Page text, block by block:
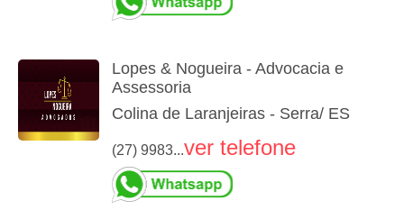
Lopes & Nogueira - Advocacia e
Assessoria
Colina de Laranjeiras - Serra/ ES
(27) 9983...ver telefone